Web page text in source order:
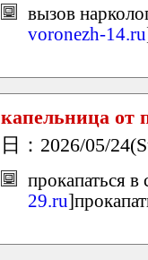
вызов
voronezh-14.ru
капельница от
日：2026/05/
прокапаться в
29.ru